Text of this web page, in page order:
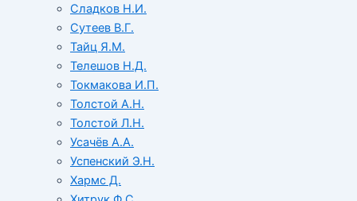
Сладков Н.И.
Сутеев В.Г.
Тайц Я.М.
Телешов Н.Д.
Токмакова И.П.
Толстой А.Н.
Толстой Л.Н.
Усачёв А.А.
Успенский Э.Н.
Хармс Д.